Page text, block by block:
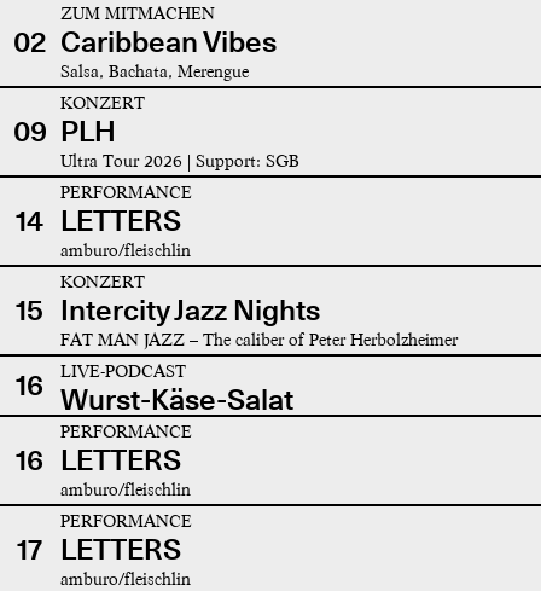
02
ZUM MITMACHEN
Caribbean Vibes
Salsa, Bachata, Merengue
09
KONZERT
PLH
Ultra Tour 2026 | Support: SGB
14
PERFORMANCE
LETTERS
amburo/fleischlin
15
KONZERT
Intercity Jazz Nights
FAT MAN JAZZ – The caliber of Peter Herbolzheimer
16 LIVE-PODCAST
Wurst-Käse-Salat
16
PERFORMANCE
LETTERS
amburo/fleischlin
17
PERFORMANCE
LETTERS
amburo/fleischlin